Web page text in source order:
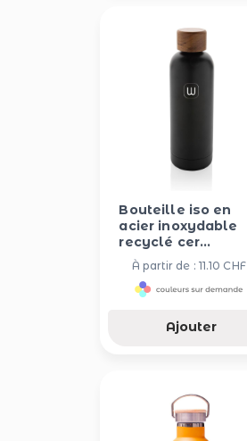
Bouteille iso en
acier inoxydable
recyclé cer...
À partir de : 11.10 CHF
Ajouter